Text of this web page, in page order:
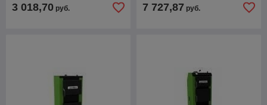
3 018,70 руб. 7 727,87 руб.